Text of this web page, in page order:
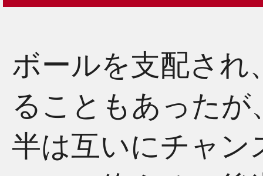
ボールを支配され
ることもあった
半は互いにチャン